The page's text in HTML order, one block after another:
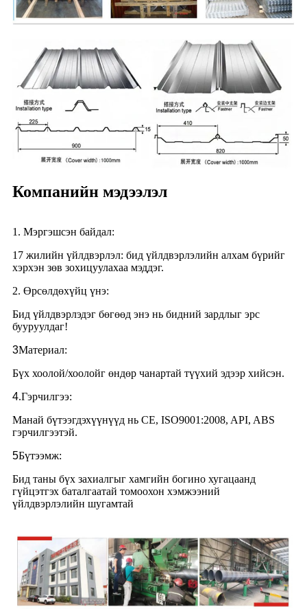
Компанийн мэдээлэл
1. Мэргэшсэн байдал:
17 жилийн үйлдвэрлэл: бид үйлдвэрлэлийн алхам бүрийг
хэрхэн зөв зохицуулахаа мэддэг.
2. Өрсөлдөхүйц үнэ:
Бид үйлдвэрлэдэг бөгөөд энэ нь бидний зардлыг эрс
бууруулдаг!
3Материал:
Бүх хоолой/хоолойг өндөр чанартай түүхий эдээр хийсэн.
4.Гэрчилгээ:
Манай бүтээгдэхүүнүүд нь CE, ISO9001:2008, API, ABS
гэрчилгээтэй.
5Бүтээмж:
Бид таны бүх захиалгыг хамгийн богино хугацаанд
гүйцэтгэх баталгаатай томоохон хэмжээний
үйлдвэрлэлийн шугамтай